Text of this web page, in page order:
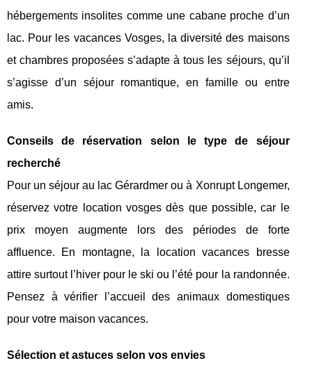
hébergements insolites comme une cabane proche d’un
lac. Pour les vacances Vosges, la diversité des maisons
et chambres proposées s’adapte à tous les séjours, qu’il
s’agisse d’un séjour romantique, en famille ou entre
amis.
Conseils de réservation selon le type de séjour
recherché
Pour un séjour au lac Gérardmer ou à Xonrupt Longemer,
réservez votre location vosges dès que possible, car le
prix moyen augmente lors des périodes de forte
affluence. En montagne, la location vacances bresse
attire surtout l’hiver pour le ski ou l’été pour la randonnée.
Pensez à vérifier l’accueil des animaux domestiques
pour votre maison vacances.
Sélection et astuces selon vos envies